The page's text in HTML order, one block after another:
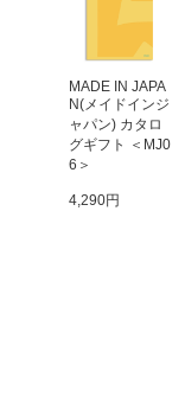
MADE IN JAPA
N(メイドインジ
ャパン) カタロ
グギフト ＜MJ0
6＞
4,290円